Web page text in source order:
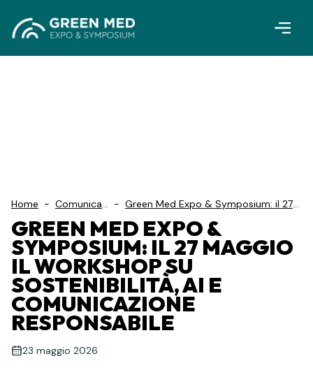
Home - Comunicati
- Green Med Expo & Symposium: il 27
e comunicazione responsabile
GREEN MED EXPO &
SYMPOSIUM: IL 27 MAGGIO
IL WORKSHOP SU
SOSTENIBILITÀ, AI E
COMUNICAZIONE
RESPONSABILE
23 maggio 2026